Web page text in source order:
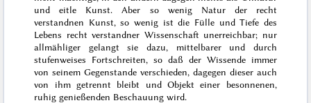
und eitle Kunst. Aber so wenig Natur der recht
verstandnen Kunst, so wenig ist die Fülle und Tiefe des
Lebens recht verstandner Wissenschaft unerreichbar; nur
allmähliger gelangt sie dazu, mittelbarer und durch
stufenweises Fortschreiten, so daß der Wissende immer
von seinem Gegenstande verschieden, dagegen dieser auch
von ihm getrennt bleibt und Objekt einer besonnenen,
ruhig genießenden Beschauung wird.